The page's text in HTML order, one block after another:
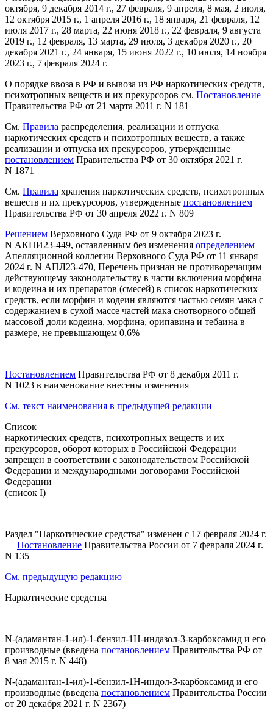
октября, 9 декабря 2014 г., 27 февраля, 9 апреля, 8 мая, 2 июля,
12 октября 2015 г., 1 апреля 2016 г., 18 января, 21 февраля, 12
июля 2017 г., 28 марта, 22 июня 2018 г., 22 февраля, 9 августа
2019 г., 12 февраля, 13 марта, 29 июля, 3 декабря 2020 г., 20
декабря 2021 г., 24 января, 15 июня 2022 г., 10 июля, 14 ноября
2023 г., 7 февраля 2024 г.
О порядке ввоза в РФ и вывоза из РФ наркотических средств,
психотропных веществ и их прекурсоров см. Постановление
Правительства РФ от 21 марта 2011 г. N 181
См. Правила распределения, реализации и отпуска
наркотических средств и психотропных веществ, а также
реализации и отпуска их прекурсоров, утвержденные
постановлением Правительства РФ от 30 октября 2021 г.
N 1871
См. Правила хранения наркотических средств, психотропных
веществ и их прекурсоров, утвержденные постановлением
Правительства РФ от 30 апреля 2022 г. N 809
Решением Верховного Суда РФ от 9 октября 2023 г.
N АКПИ23-449, оставленным без изменения определением
Апелляционной коллегии Верховного Суда РФ от 11 января
2024 г. N АПЛ23-470, Перечень признан не противоречащим
действующему законодательству в части включения морфина
и кодеина и их препаратов (смесей) в список наркотических
средств, если морфин и кодеин являются частью семян мака с
содержанием в сухой массе частей мака снотворного общей
массовой доли кодеина, морфина, орипавина и тебаина в
размере, не превышающем 0,6%
Постановлением Правительства РФ от 8 декабря 2011 г.
N 1023 в наименование внесены изменения
См. текст наименования в предыдущей редакции
Список
наркотических средств, психотропных веществ и их
прекурсоров, оборот которых в Российской Федерации
запрещен в соответствии с законодательством Российской
Федерации и международными договорами Российской
Федерации
(список I)
Раздел "Наркотические средства" изменен с 17 февраля 2024 г.
— Постановление Правительства России от 7 февраля 2024 г.
N 135
См. предыдущую редакцию
Наркотические средства
N-(адамантан-1-ил)-1-бензил-1Н-индазол-3-карбоксамид и его
производные (введена постановлением Правительства РФ от
8 мая 2015 г. N 448)
N-(адамантан-1-ил)-1-бензил-1H-индол-3-карбоксамид и его
производные (введена постановлением Правительства России
от 20 декабря 2021 г. N 2367)